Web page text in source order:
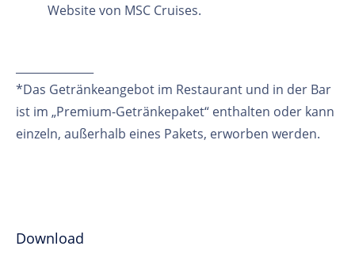
Website von MSC Cruises.
*Das Getränkeangebot im Restaurant und in der Bar
ist im „Premium-Getränkepaket“ enthalten oder kann
einzeln, außerhalb eines Pakets, erworben werden.
Download